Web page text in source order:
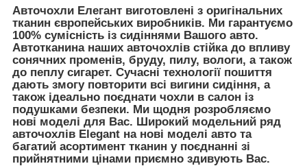
Авточохли Елегант виготовлені з оригінальних
тканин європейських виробників. Ми гарантуємо
100% сумісність із сидіннями Вашого авто.
Автотканина наших авточохлів стійка до впливу
сонячних променів, бруду, пилу, вологи, а також
до пеплу сигарет. Сучасні технології пошиття
дають змогу повторити всі вигини сидіння, а
також ідеально поєднати чохли в салон із
подушками безпеки. Ми щодня розробляємо
нові моделі для Вас. Широкий модельний ряд
авточохлів Elegant на нові моделі авто та
багатий асортимент тканин у поєднанні зі
прийнятними цінами приємно здивують Вас.